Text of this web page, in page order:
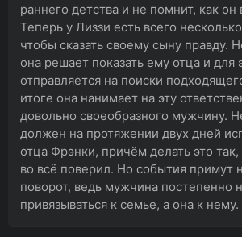
раннего детства и не помнит, как он
Теперь у Лиззи есть всего
чтобы сказать своему сыну правду.
она решает показать ему отца и для
отправляется на поиски
итоге она нанимает на эту
довольно своеобразного мужчину.
должен на протяжении двух дней
отца Фрэнки, причём делать это
во всё поверил. Но события примут
поворот, ведь мужчина постепенно
привязываться к семье, а она к нему.